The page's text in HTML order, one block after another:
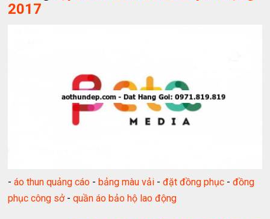
2017
-áo thun quảng cáo -bảng màu vải -đặt đồng phục -đồng
phục công sở-quần áo bảo hộ lao động